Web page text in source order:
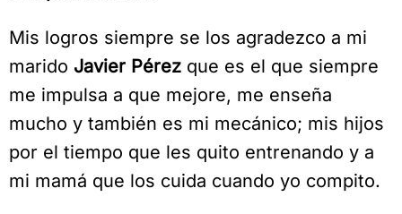
Mis logros siempre se los agradezco a mi
marido Javier Pérez que es el que siempre
me impulsa a que mejore, me enseña
mucho y también es mi mecánico; mis hijos
por el tiempo que les quito entrenando y a
mi mamá que los cuida cuando yo compito.